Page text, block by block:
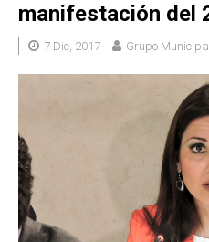
manifestación del
7 Dic, 2017 Grupo